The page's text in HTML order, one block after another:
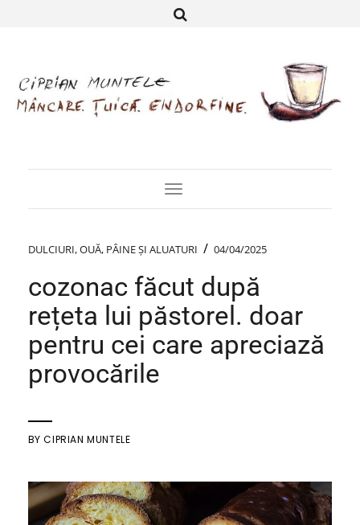
Toggle
Navigation
DULCIURI,OUĂ, PÂINE ȘI ALUATURI / 04/04/2025
cozonac făcut după
rețeta lui păstorel. doar
pentru cei care apreciază
provocările
BYCIPRIAN MUNTELE